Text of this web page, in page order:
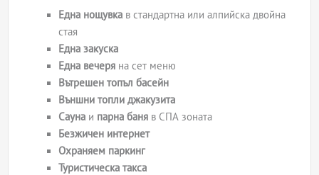
Една нощувка в стандартна или алпийска двойна
стая
Една закуска
Една вечеря на сет меню
Вътрешен топъл басейн
Външни топли джакузита
Сауна и парна баня в СПА зоната
Безжичен интернет
Охраняем паркинг
Туристическа такса